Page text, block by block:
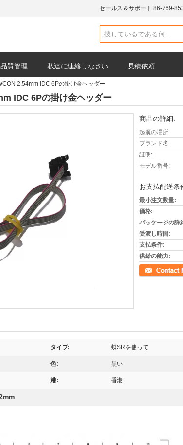
セールス＆サポート:86-769-
品質管理 私達に連絡しなさい 見積依頼
2.54mm IDC 6Pの掛け金ヘッダー
IDC 6Pの掛け金ヘッダー
商品の詳細:
起源の場所:
ブランド名:
証明:
モデル番号:
お支払配送条
最小注文数量:
価格:
パッケージの詳
受渡し時間:
支払条件:
供給の能力:
連絡先
タイプ: 蝶SRを使って
色: 黒い
港: 香港